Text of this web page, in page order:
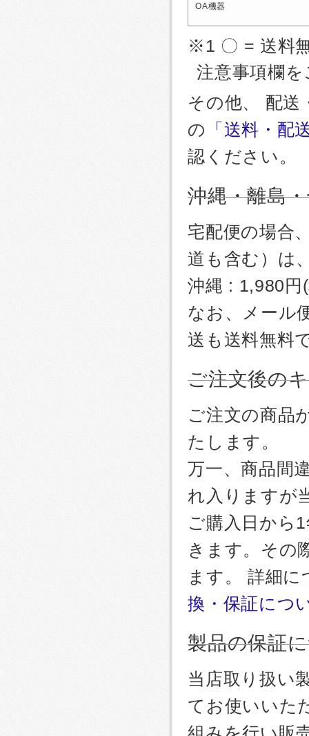
OA機器
※1 〇 = 送料
注意事項欄
その他、 配送
の
「送料・配
認ください。
沖縄・離島
宅配便の場合
道も含む）は
沖縄 : 1,980円
なお、メール
送も送料無料
ご注文後の
ご注文の商品
たします。
万一、商品間
れ入りますが
ご購入日から
きます。その
ます。 詳細
換・保証につ
製品の保証
当店取り扱い
てお使いいた